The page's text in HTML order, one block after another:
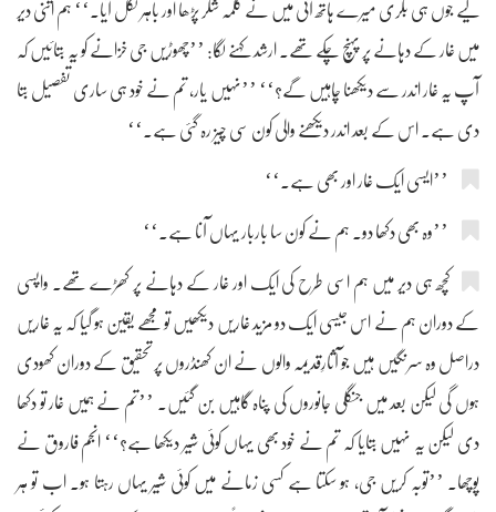
لیے جوں ہی بکری میرے ہاتھ آئی میں نے کلمہ شکر پڑھا اور باہر نکل آیا۔‘‘ ہم اتنی دیر
میں غار کے دہانے پر پہنچ چکے تھے۔ ارشد کہنے لگا: ’’چھوڑیں جی خزانے کو یہ بتائیں کہ
آپ یہ غار اندر سے دیکھنا چاہیں گے؟‘‘ ’’نہیں یار، تم نے خود ہی ساری تفصیل بتا
دی ہے۔ اس کے بعد اندر دیکھنے والی کون سی چیز رہ گئی ہے۔‘‘
’’ایسی ایک غار اور بھی ہے۔‘‘
’’وہ بھی دکھا دو۔ ہم نے کون سا باربار یہاں آنا ہے۔‘‘
کچھ ہی دیر میں ہم اسی طرح کی ایک اور غار کے دہانے پر کھڑے تھے۔ واپسی
کے دوران ہم نے اس جیسی ایک دو مزید غاریں دیکھیں تو مجھے یقین ہو گیا کہ یہ غاریں
دراصل وہ سرنگیں ہیں جو آثارِقدیمہ والوں نے ان کھنڈروں پر تحقیق کے دوران کھودی
ہوں گی لیکن بعد میں جنگلی جانوروں کی پناہ گاہیں بن گئیں۔ ’’تم نے ہمیں غار تو دکھا
دی لیکن یہ نہیں بتایا کہ تم نے خود بھی یہاں کوئی شیر دیکھا ہے؟‘‘ انجم فاروق نے
پوچھا۔ ’’توبہ کریں جی، ہو سکتا ہے کسی زمانے میں کوئی شیر یہاں رہتا ہو۔ اب تو ہر